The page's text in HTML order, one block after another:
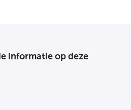
informatie op deze